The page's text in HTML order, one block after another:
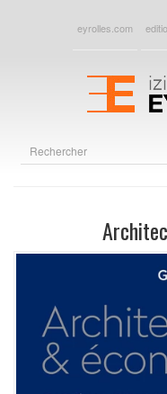
eyrolles.com